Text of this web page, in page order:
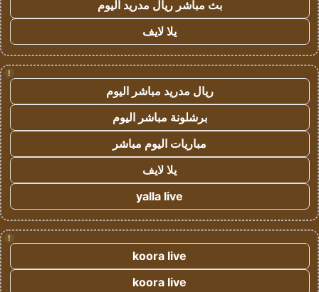
بث مباشر ريال مدريد اليوم
يلا لايف
!
ريال مدريد مباشر اليوم
برشلونة مباشر اليوم
مباريات اليوم مباشر
يلا لايف
yalla live
!
koora live
koora live